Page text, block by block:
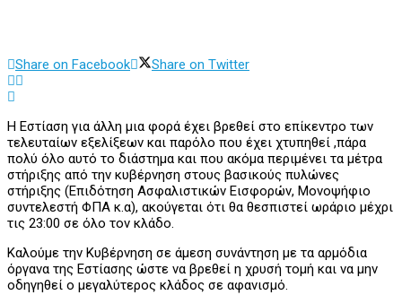
Share on Facebook Share on Twitter
Η Εστίαση για άλλη μια φορά έχει βρεθεί στο επίκεντρο των
τελευταίων εξελίξεων και παρόλο που έχει χτυπηθεί ,πάρα
πολύ όλο αυτό το διάστημα και που ακόμα περιμένει τα μέτρα
στήριξης από την κυβέρνηση στους βασικούς πυλώνες
στήριξης (Επιδότηση Ασφαλιστικών Εισφορών, Μονοψήφιο
συντελεστή ΦΠΑ κ.α), ακούγεται ότι θα θεσπιστεί ωράριο μέχρι
τις 23:00 σε όλο τον κλάδο.
Καλούμε την Κυβέρνηση σε άμεση συνάντηση με τα αρμόδια
όργανα της Εστίασης ώστε να βρεθεί η χρυσή τομή και να μην
οδηγηθεί ο μεγαλύτερος κλάδος σε αφανισμό.